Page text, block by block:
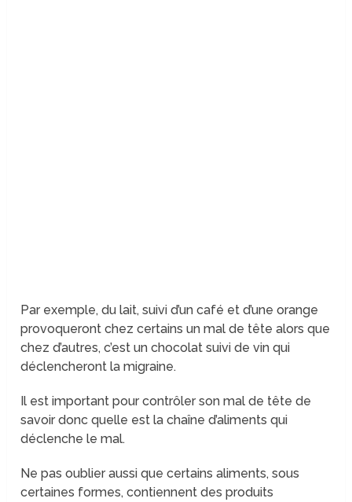
Par exemple, du lait, suivi d’un café et d’une orange
provoqueront chez certains un mal de tête alors que
chez d’autres, c’est un chocolat suivi de vin qui
déclencheront la migraine.
Il est important pour contrôler son mal de tête de
savoir donc quelle est la chaîne d’aliments qui
déclenche le mal.
Ne pas oublier aussi que certains aliments, sous
certaines formes, contiennent des produits